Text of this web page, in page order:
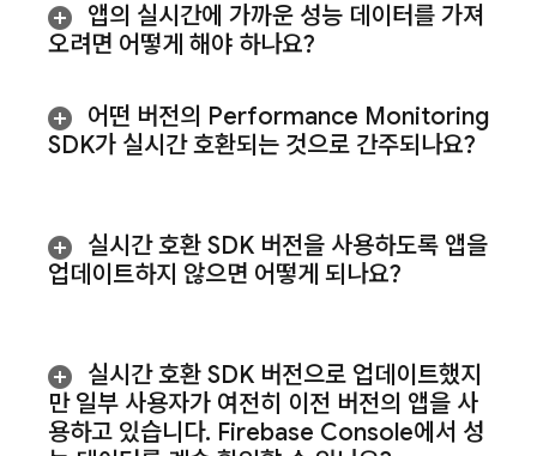
앱의 실시간에 가까운 성능 데이터를 가져
오려면 어떻게 해야 하나요?
어떤 버전의 Performance Monitoring
SDK가 실시간 호환되는 것으로 간주되나요?
실시간 호환 SDK 버전을 사용하도록 앱을
업데이트하지 않으면 어떻게 되나요?
실시간 호환 SDK 버전으로 업데이트했지
만 일부 사용자가 여전히 이전 버전의 앱을 사
용하고 있습니다. Firebase Console에서 성